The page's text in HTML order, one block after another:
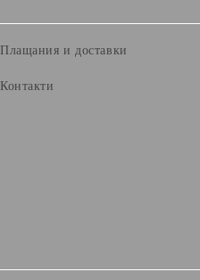
Плащания и доставки
Контакти